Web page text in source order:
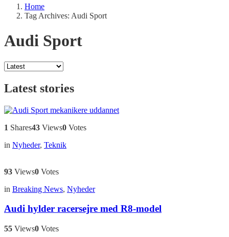
Home
Tag Archives: Audi Sport
Audi Sport
Latest stories
1 Shares43 Views0 Votes
in Nyheder, Teknik
93 Views0 Votes
in Breaking News, Nyheder
Audi hylder racersejre med R8-model
55 Views0 Votes